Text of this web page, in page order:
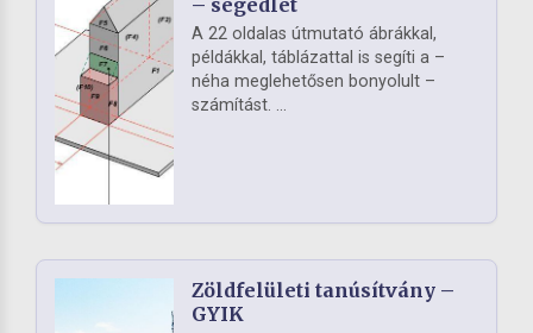
A 22 oldalas útmutató ábrákkal,
példákkal, táblázattal is segíti a –
néha meglehetősen bonyolult –
számítást. ...
Zöldfelületi tanúsítvány –
GYIK